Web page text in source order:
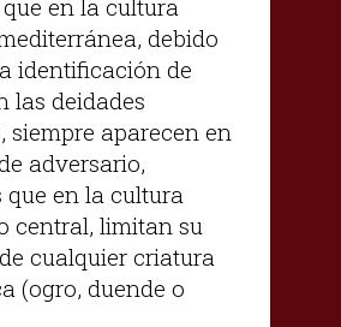
en la cultura
debido
identificación de
las deidades
siempre aparecen en
adversario,
que en la cultura
central, limitan su
cualquier criatura
(ogro, duende o